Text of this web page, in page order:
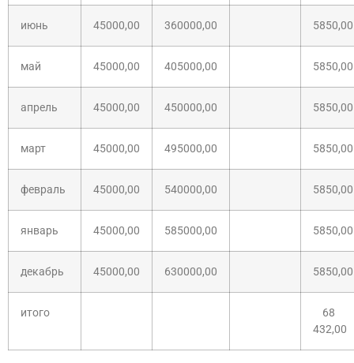
июнь 45000,00 360000,00 5850,00
май 45000,00 405000,00 5850,00
апрель 45000,00 450000,00 5850,00
март 45000,00 495000,00 5850,00
февраль 45000,00 540000,00 5850,00
январь 45000,00 585000,00 5850,00
декабрь 45000,00 630000,00 5850,00
итого
68
432,00